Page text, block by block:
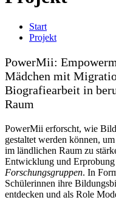
Start
Projekt
PowerMii:
Mädchen mit
Biografiearbeit in
Raum
PowerMii erforscht, wie
gestaltet werden können,
im ländlichen Raum zu
Entwicklung und
Forschungsgruppen. In
Schülerinnen ihre
entdecken und als Role